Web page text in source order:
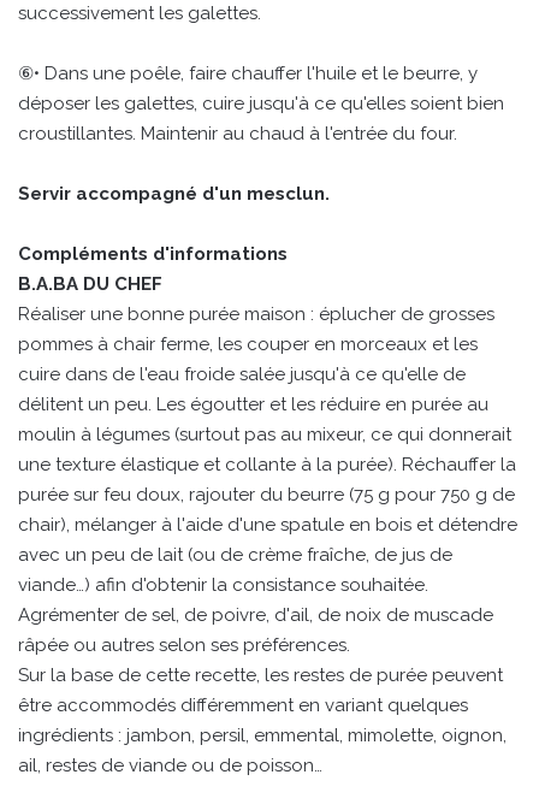
successivement les galettes.
⑥• Dans une poêle, faire chauffer l'huile et le beurre, y
déposer les galettes, cuire jusqu'à ce qu'elles soient bien
croustillantes. Maintenir au chaud à l'entrée du four.
Servir accompagné d'un mesclun.
Compléments d'informations
B.A.BA DU CHEF
Réaliser une bonne purée maison : éplucher de grosses
pommes à chair ferme, les couper en morceaux et les
cuire dans de l'eau froide salée jusqu'à ce qu'elle de
délitent un peu. Les égoutter et les réduire en purée au
moulin à légumes (surtout pas au mixeur, ce qui donnerait
une texture élastique et collante à la purée). Réchauffer la
purée sur feu doux, rajouter du beurre (75 g pour 750 g de
chair), mélanger à l'aide d'une spatule en bois et détendre
avec un peu de lait (ou de crème fraîche, de jus de
viande…) afin d'obtenir la consistance souhaitée.
Agrémenter de sel, de poivre, d'ail, de noix de muscade
râpée ou autres selon ses préférences.
Sur la base de cette recette, les restes de purée peuvent
être accommodés différemment en variant quelques
ingrédients : jambon, persil, emmental, mimolette, oignon,
ail, restes de viande ou de poisson…